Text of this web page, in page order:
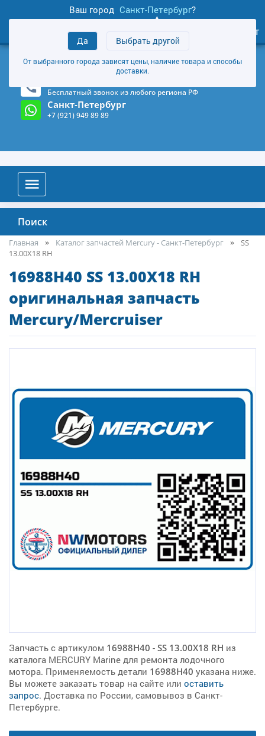
Ваш город Санкт-Петербург?
Да Выбрать другой
От выбранного города зависят цены, наличие товара и способы
доставки.
товаров
Личный кабинет
+7 (921) 949 89 89
Магазин и склад в Санкт-Петербурге (Карта)
Бесплатный звонок из любого региона РФ
Санкт-Петербург
+7 (921) 949 89 89
Поиск
Главная Каталог запчастей Mercury - Санкт-Петербург
SS
13.00X18 RH
16988H40 SS 13.00X18 RH
оригинальная запчасть
Mercury/Mercruiser
Запчасть с артикулом 16988H40 - SS 13.00X18 RH из
каталога MERCURY Marine для ремонта лодочного
мотора. Применяемость детали 16988H40 указана ниже.
Вы можете заказать товар на сайте или оставить
запрос. Доставка по России, самовывоз в Санкт-
Петербурге.